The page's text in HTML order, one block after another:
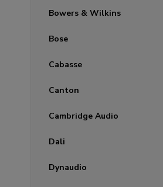
Bowers & Wilkins
Bose
Cabasse
Canton
Cambridge Audio
Dali
Dynaudio